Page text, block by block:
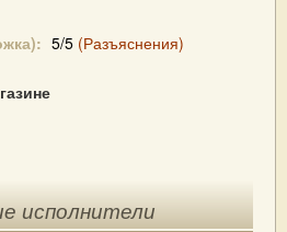
5/5 (Разъяснения)
исполнители